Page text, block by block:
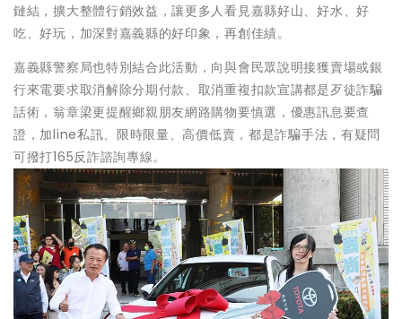
鏈結，擴大整體行銷效益，讓更多人看見嘉縣好山、好水、好
吃、好玩，加深對嘉義縣的好印象，再創佳績。
嘉義縣警察局也特別結合此活動，向與會民眾說明接獲賣場或銀
行來電要求取消解除分期付款、取消重複扣款宣講都是歹徒詐騙
話術，翁章梁更提醒鄉親朋友網路購物要慎選，優惠訊息要查
證，加line私訊、限時限量、高價低賣，都是詐騙手法，有疑問
可撥打165反詐諮詢專線。